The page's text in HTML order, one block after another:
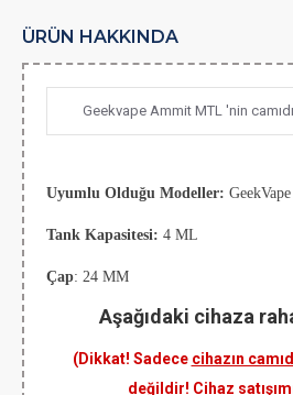
ÜRÜN HAKKINDA
Geekvape Ammit MTL 'nin
Uyumlu Olduğu Modeller:
Tank Kapasitesi: 4 ML
Çap: 24 MM
Aşağıdaki cihaza
(Dikkat! Sadece cihazın
değildir! Cihaz